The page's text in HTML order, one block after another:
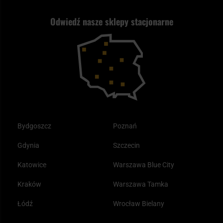
Reklamacje i gwarancja
Odwiedź nasze sklepy stacjonarne
Bydgoszcz
Gdynia
Katowice
Kraków
Łódź
Poznań
Szczecin
Warszawa Blue City
Warszawa Tamka
Wrocław Bielany
Kupony i kody rabatowe
Plecak ewakuacyjny preppersa
Samoobrona